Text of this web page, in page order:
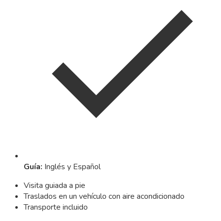
Guía: Inglés y Español
Visita guiada a pie
Traslados en un vehículo con aire acondicionado
Transporte incluido